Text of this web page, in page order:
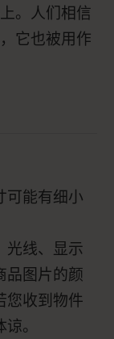
。人们相信
它也被用作
可能有细小
光线、显示
图片的颜
您收到物件
。